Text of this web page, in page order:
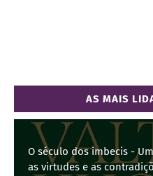
AS MAIS
O século dos imbecis -
as virtudes e as